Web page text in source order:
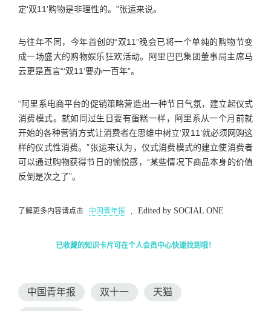
定‘双11’购物是非理性的。”张运来说。
与往年不同，今年首创的“双11”晚会已将一个单纯的购物节变
成一场盛大的购物娱乐狂欢活动。阿里巴巴集团董事局主席马
云更是直言“‘双11’要办一百年”。
“阿里系电商平台的促销策略营造出一种节日气氛，建立起仪式
消费模式。就如同过生日要有蛋糕一样，阿里系从一个月前就
开始的各种营销方式让消费者在思维中树立‘双11’就必须网购这
样的仪式性消费。”张运来认为，仪式消费模式的建立使消费者
可以通过购物获得节日的愉悦感，“某些情况下商品本身的价值
反倒是次之了”。
了解更多内容请点击 中国青年报 Edited by SOCIAL ONE
已收藏的知识卡片可在个人会员中心快速找到哦！
中国青年报 双十一 天猫